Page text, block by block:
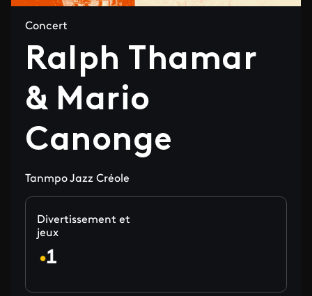
Concert
Ralph Thamar
& Mario
Canonge
Tanmpo Jazz Créole
Divertissement et
jeux